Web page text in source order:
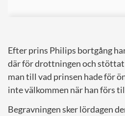
Efter prins Philips bortgång
där för drottningen och stöttat
man till vad prinsen hade för
inte välkommen när han förs
Begravningen sker lördagen